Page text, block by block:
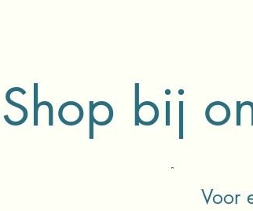
Shop bij
Voor